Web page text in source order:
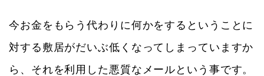
今お金をもらう代わりに何かをするということに
対する敷居がだいぶ低くなってしまっていますか
ら、それを利用した悪質なメールという事です。